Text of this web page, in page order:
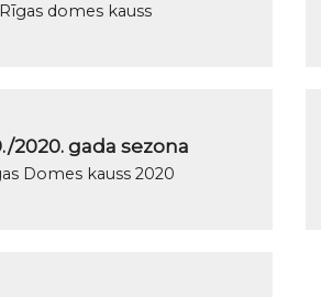
Rīgas domes kauss
2020. gada sezona
Domes kauss 2020